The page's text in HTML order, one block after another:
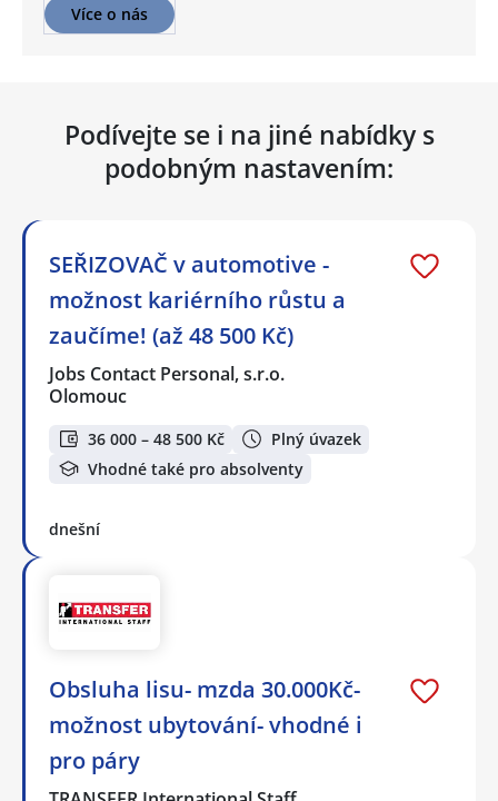
Více o nás
Podívejte se i na jiné nabídky s
podobným nastavením:
SEŘIZOVAČ v automotive -
možnost kariérního růstu a
zaučíme! (až 48 500 Kč)
Jobs Contact Personal, s.r.o.
Olomouc
36 000 – 48 500 Kč
Plný úvazek
Vhodné také pro absolventy
dnešní
Obsluha lisu- mzda 30.000Kč-
možnost ubytování- vhodné i
pro páry